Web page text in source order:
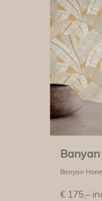
Banyan
€ 175,–